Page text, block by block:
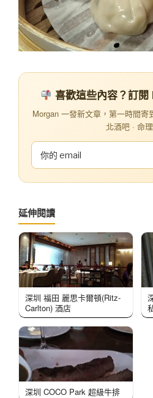
喜歡這些內容？訂
Morgan 一發新文章，第一時間寄
北酒吧 · 命
延伸閱讀
深圳 福田 麗思卡爾頓(Ritz-
Carlton) 酒店
深圳 COCO Park 超級牛排